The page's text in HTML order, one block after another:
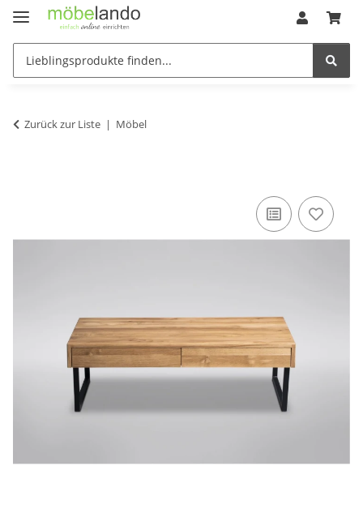
Zurück zur Liste Möbel